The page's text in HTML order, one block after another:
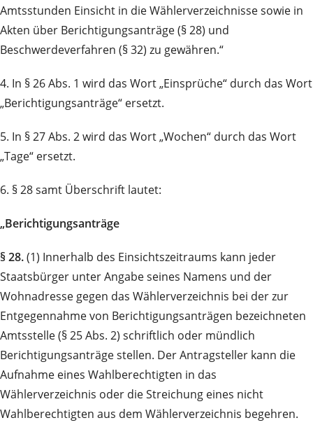
Amtsstunden Einsicht in die Wählerverzeichnisse sowie in
Akten über Berichtigungsanträge (§ 28) und
Beschwerdeverfahren (§ 32) zu gewähren.“
4. In § 26 Abs. 1 wird das Wort „Einsprüche“ durch das Wort
„Berichtigungsanträge“ ersetzt.
5. In § 27 Abs. 2 wird das Wort „Wochen“ durch das Wort
„Tage“ ersetzt.
6. § 28 samt Überschrift lautet:
„Berichtigungsanträge
§ 28.(1) Innerhalb des Einsichtszeitraums kann jeder
Staatsbürger unter Angabe seines Namens und der
Wohnadresse gegen das Wählerverzeichnis bei der zur
Entgegennahme von Berichtigungsanträgen bezeichneten
Amtsstelle (§ 25 Abs. 2) schriftlich oder mündlich
Berichtigungsanträge stellen. Der Antragsteller kann die
Aufnahme eines Wahlberechtigten in das
Wählerverzeichnis oder die Streichung eines nicht
Wahlberechtigten aus dem Wählerverzeichnis begehren.